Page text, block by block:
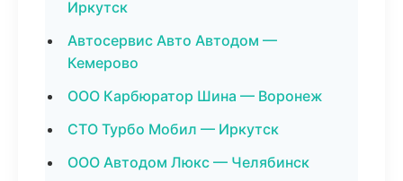
Иркутск
Автосервис Авто Автодом —
Кемерово
ООО Карбюратор Шина — Воронеж
СТО Турбо Мобил — Иркутск
ООО Автодом Люкс — Челябинск